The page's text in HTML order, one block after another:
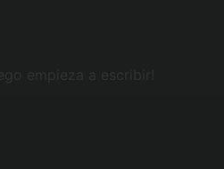
empieza a escribir!